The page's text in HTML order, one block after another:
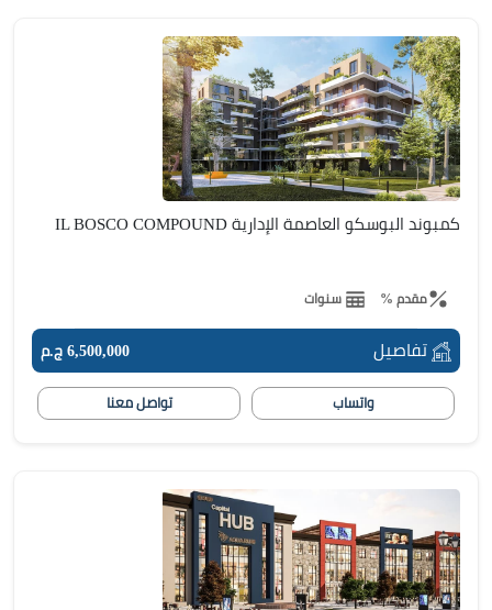
كمبوند البوسكو العاصمة الإدارية IL BOSCO COMPOUND
مقدم % سنوات
تفاصيل 6,500,000 ج.م
واتساب تواصل معنا